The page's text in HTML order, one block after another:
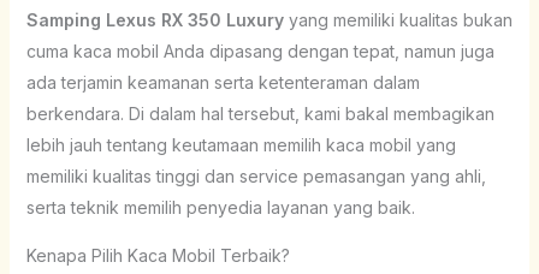
Samping Lexus RX 350 Luxuryyang memiliki kualitas bukan
cuma kaca mobil Anda dipasang dengan tepat, namun juga
ada terjamin keamanan serta ketenteraman dalam
berkendara. Di dalam hal tersebut, kami bakal membagikan
lebih jauh tentang keutamaan memilih kaca mobil yang
memiliki kualitas tinggi dan service pemasangan yang ahli,
serta teknik memilih penyedia layanan yang baik.
Kenapa Pilih Kaca Mobil Terbaik?